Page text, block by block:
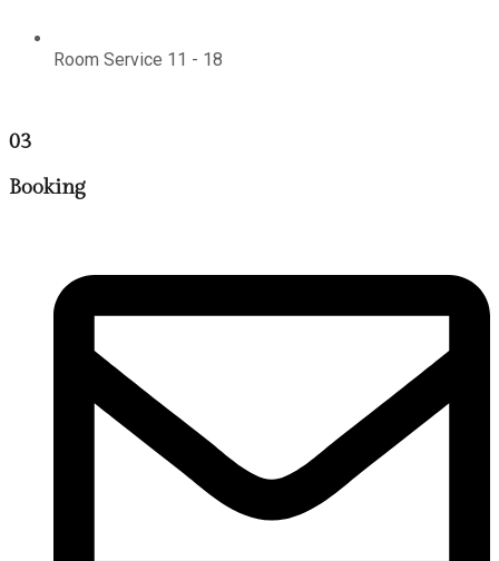
Room Service 11 - 18
03
Booking